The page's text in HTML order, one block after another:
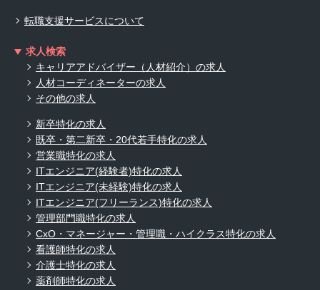
転職支援サービスについて
求人検索
キャリアアドバイザー（人材紹介）の求人
人材コーディネーターの求人
その他の求人
新卒特化の求人
既卒・第二新卒・20代若手特化の求人
営業職特化の求人
ITエンジニア(経験者)特化の求人
ITエンジニア(未経験)特化の求人
ITエンジニア(フリーランス)特化の求人
管理部門職特化の求人
CxO・マネージャー・管理職・ハイクラス特化の求人
看護師特化の求人
介護士特化の求人
薬剤師特化の求人